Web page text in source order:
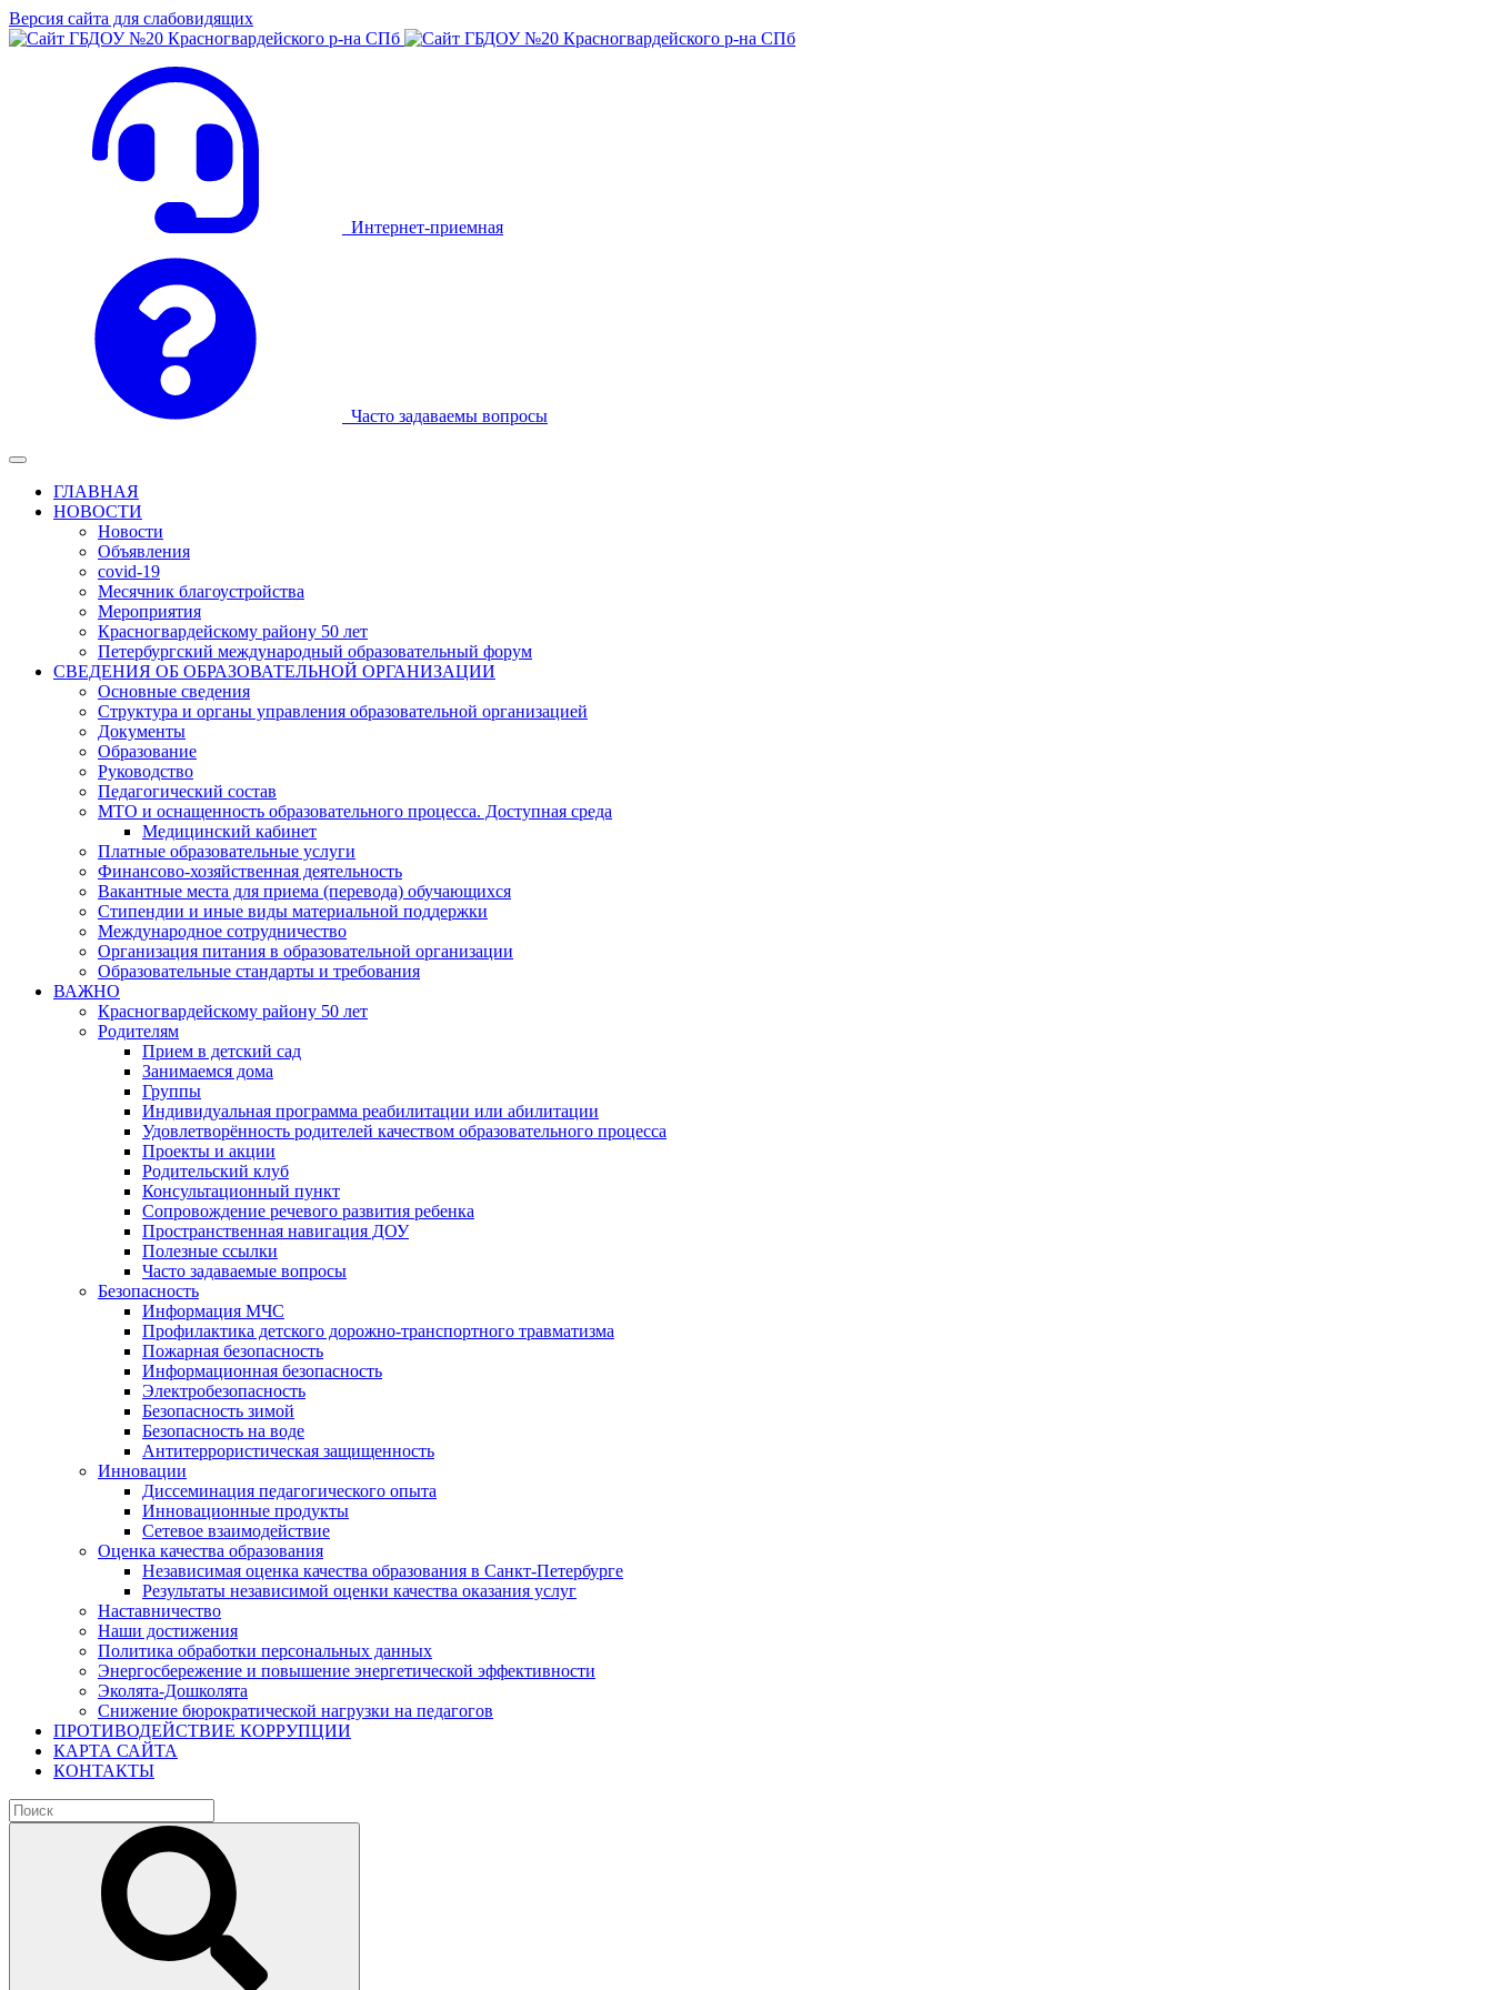
Версия сайта для слабовидящих
Интернет-приемная
Часто задаваемы вопросы
ГЛАВНАЯ
НОВОСТИ
Новости
Объявления
covid-19
Месячник благоустройства
Мероприятия
Красногвардейскому району 50 лет
Петербургский международный образовательный форум
СВЕДЕНИЯ ОБ ОБРАЗОВАТЕЛЬНОЙ ОРГАНИЗАЦИИ
Основные сведения
Структура и органы управления образовательной организацией
Документы
Образование
Руководство
Педагогический состав
МТО и оснащенность образовательного процесса. Доступная среда
Медицинский кабинет
Платные образовательные услуги
Финансово-хозяйственная деятельность
Вакантные места для приема (перевода) обучающихся
Стипендии и иные виды материальной поддержки
Международное сотрудничество
Организация питания в образовательной организации
Образовательные стандарты и требования
ВАЖНО
Красногвардейскому району 50 лет
Родителям
Прием в детский сад
Занимаемся дома
Группы
Индивидуальная программа реабилитации или абилитации
Удовлетворённость родителей качеством образовательного процесса
Проекты и акции
Родительский клуб
Консультационный пункт
Сопровождение речевого развития ребенка
Пространственная навигация ДОУ
Полезные ссылки
Часто задаваемые вопросы
Безопасность
Информация МЧС
Профилактика детского дорожно-транспортного травматизма
Пожарная безопасность
Информационная безопасность
Электробезопасность
Безопасность зимой
Безопасность на воде
Антитеррористическая защищенность
Инновации
Диссеминация педагогического опыта
Инновационные продукты
Сетевое взаимодействие
Оценка качества образования
Независимая оценка качества образования в Санкт-Петербурге
Результаты независимой оценки качества оказания услуг
Наставничество
Наши достижения
Политика обработки персональных данных
Энергосбережение и повышение энергетической эффективности
Эколята-Дошколята
Снижение бюрократической нагрузки на педагогов
ПРОТИВОДЕЙСТВИЕ КОРРУПЦИИ
КАРТА САЙТА
КОНТАКТЫ